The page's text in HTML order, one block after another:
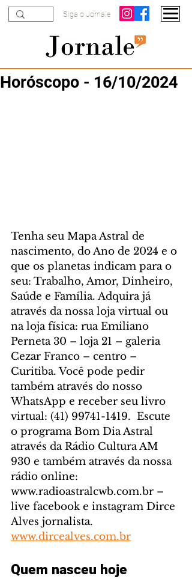
Siga o Jornale
Horóscopo - 16/10/2024
Tenha seu Mapa Astral de
nascimento, do Ano de 2024 e o
que os planetas indicam para o
seu: Trabalho, Amor, Dinheiro,
Saúde e Família. Adquira já
através da nossa loja virtual ou
na loja física: rua Emiliano
Perneta 30 – loja 21 – galeria
Cezar Franco – centro –
Curitiba. Você pode pedir
também através do nosso
WhatsApp e receber seu livro
virtual: (41) 99741-1419.  Escute
o programa Bom Dia Astral
através da Rádio Cultura AM
930 e também através da nossa
rádio online:
www.radioastralcwb.com.br –
live facebook e instagram Dirce
Alves jornalista.
www.dircealves.com.br
Quem nasceu hoje